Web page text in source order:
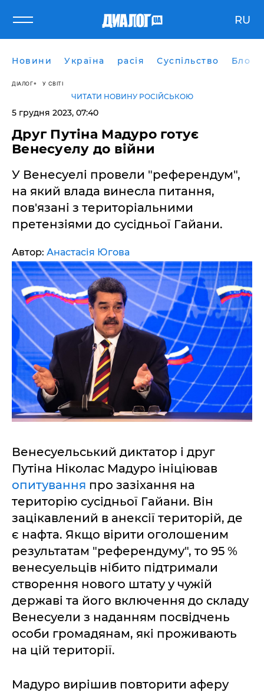
RU
Новини Україна расія Суспільство Блоги
ДІАЛОГ У СВІТІ
ЧИТАТИ НОВИНУ РОСІЙСЬКОЮ
5 грудня 2023, 07:40
Друг Путіна Мадуро готує
Венесуелу до війни
У Венесуелі провели "референдум",
на який влада винесла питання,
пов'язані з територіальними
претензіями до сусідньої Гайани.
Автор: Анастасія Югова
Венесуельський диктатор і друг
Путіна Ніколас Мадуро ініціював
опитування про зазіхання на
територію сусідньої Гайани. Він
зацікавлений в анексії територій, де
є нафта. Якщо вірити оголошеним
результатам "референдуму", то 95 %
венесуельців нібито підтримали
створення нового штату у чужій
державі та його включення до складу
Венесуели з наданням посвідчень
особи громадянам, які проживають
на цій території.
Мадуро вирішив повторити аферу